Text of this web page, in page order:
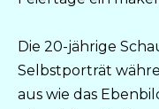
Die 20-jährige
Selbstporträt
aus wie das